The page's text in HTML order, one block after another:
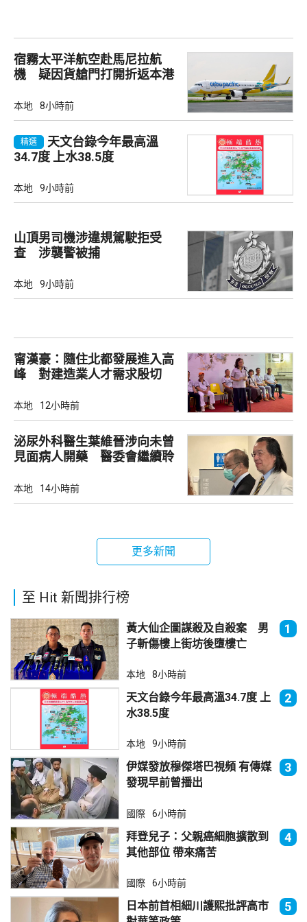
宿霧太平洋航空赴馬尼拉航
機 疑因貨艙門打開折返本港
本地 8小時前
精選
天文台錄今年最高溫
34.7度 上水38.5度
本地 9小時前
山頂男司機涉違規駕駛拒受
查 涉襲警被捕
本地 9小時前
甯漢豪：隨住北都發展進入高
峰 對建造業人才需求殷切
本地 12小時前
泌尿外科醫生葉維晉涉向未曾
見面病人開藥 醫委會繼續聆
本地 14小時前
更多新聞
至 Hit 新聞排行榜
黃大仙企圖謀殺及自殺案 男
子斬傷樓上街坊後墮樓亡
1
本地 8小時前
天文台錄今年最高溫34.7度 上
水38.5度
2
本地 9小時前
伊媒發放穆傑塔巴視頻 有傳媒
發現早前曾播出
3
國際 6小時前
拜登兒子：父親癌細胞擴散到
其他部位 帶來痛苦
4
國際 6小時前
日本前首相細川護熙批評高市
5